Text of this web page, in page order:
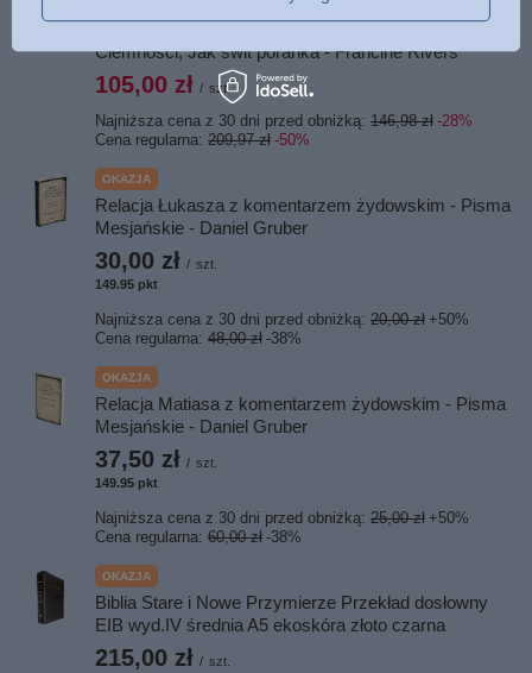
Ciemności, Jak świt poranka - Francine Rivers
105,00 zł / szt.
Najniższa cena z 30 dni przed obniżką: 146,98 zł -28%
Cena regularna: 209,97 zł -50%
OKAZJA
Relacja Łukasza z komentarzem żydowskim - Pisma
Mesjańskie - Daniel Gruber
30,00 zł / szt.
149.95 pkt
Najniższa cena z 30 dni przed obniżką: 20,00 zł +50%
Cena regularna: 48,00 zł -38%
OKAZJA
Relacja Matiasa z komentarzem żydowskim - Pisma
Mesjańskie - Daniel Gruber
37,50 zł / szt.
149.95 pkt
Najniższa cena z 30 dni przed obniżką: 25,00 zł +50%
Cena regularna: 60,00 zł -38%
OKAZJA
Biblia Stare i Nowe Przymierze Przekład dosłowny
EIB wyd.IV średnia A5 ekoskóra złoto czarna
215,00 zł / szt.